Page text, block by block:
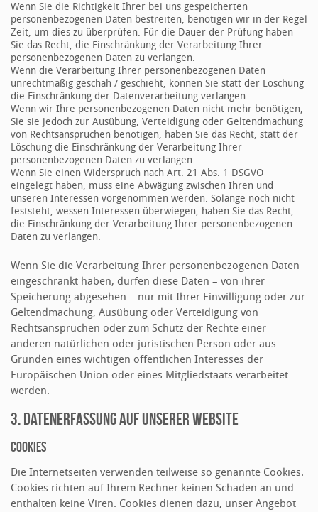
Wenn Sie die Richtigkeit Ihrer bei uns gespeicherten
personenbezogenen Daten bestreiten, benötigen wir in der Regel
Zeit, um dies zu überprüfen. Für die Dauer der Prüfung haben
Sie das Recht, die Einschränkung der Verarbeitung Ihrer
personenbezogenen Daten zu verlangen.
Wenn die Verarbeitung Ihrer personenbezogenen Daten
unrechtmäßig geschah / geschieht, können Sie statt der Löschung
die Einschränkung der Datenverarbeitung verlangen.
Wenn wir Ihre personenbezogenen Daten nicht mehr benötigen,
Sie sie jedoch zur Ausübung, Verteidigung oder Geltendmachung
von Rechtsansprüchen benötigen, haben Sie das Recht, statt der
Löschung die Einschränkung der Verarbeitung Ihrer
personenbezogenen Daten zu verlangen.
Wenn Sie einen Widerspruch nach Art. 21 Abs. 1 DSGVO
eingelegt haben, muss eine Abwägung zwischen Ihren und
unseren Interessen vorgenommen werden. Solange noch nicht
feststeht, wessen Interessen überwiegen, haben Sie das Recht,
die Einschränkung der Verarbeitung Ihrer personenbezogenen
Daten zu verlangen.
Wenn Sie die Verarbeitung Ihrer personenbezogenen Daten
eingeschränkt haben, dürfen diese Daten – von ihrer
Speicherung abgesehen – nur mit Ihrer Einwilligung oder zur
Geltendmachung, Ausübung oder Verteidigung von
Rechtsansprüchen oder zum Schutz der Rechte einer
anderen natürlichen oder juristischen Person oder aus
Gründen eines wichtigen öffentlichen Interesses der
Europäischen Union oder eines Mitgliedstaats verarbeitet
werden.
3. DATENERFASSUNG AUF UNSERER WEBSITE
Cookies
Die Internetseiten verwenden teilweise so genannte Cookies.
Cookies richten auf Ihrem Rechner keinen Schaden an und
enthalten keine Viren. Cookies dienen dazu, unser Angebot